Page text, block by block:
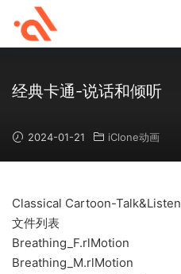
经典卡通-说话和倾听
2024-01-21 iClone动画
Classical Cartoon-Talk&Listen
文件列表
Breathing_F.rlMotion
Breathing_M.rlMotion